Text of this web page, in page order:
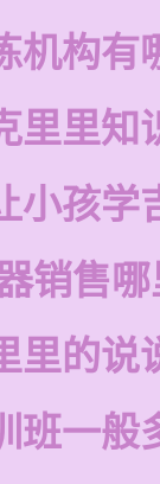
机构有
里里知
小孩学
销售
里的说
班一般